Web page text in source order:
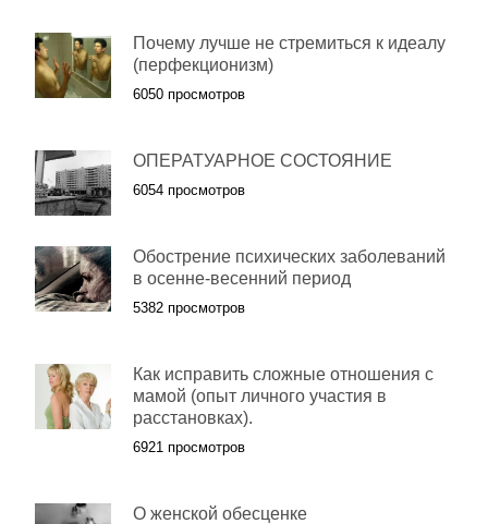
Почему лучше не стремиться к идеалу
(перфекционизм)
6050 просмотров
ОПЕРАТУАРНОЕ СОСТОЯНИЕ
6054 просмотров
Обострение психических заболеваний
в осенне-весенний период
5382 просмотров
Как исправить сложные отношения с
мамой (опыт личного участия в
расстановках).
6921 просмотров
О женской обесценке